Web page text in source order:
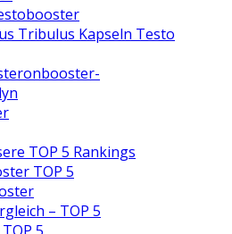
Tribulus Kapseln Testo
TOP 5 Rankings
TOP 5
– TOP 5